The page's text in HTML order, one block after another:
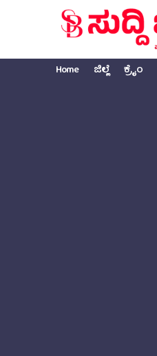
Home ಜಿಲ್ಲೆ ಕ್ರೈಂ